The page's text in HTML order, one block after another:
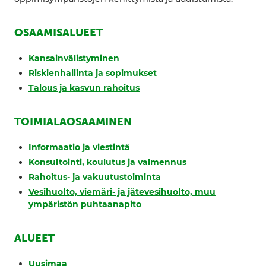
OSAAMISALUEET
Kansainvälistyminen
Riskienhallinta ja sopimukset
Talous ja kasvun rahoitus
TOIMIALAOSAAMINEN
Informaatio ja viestintä
Konsultointi, koulutus ja valmennus
Rahoitus- ja vakuutustoiminta
Vesihuolto, viemäri- ja jätevesihuolto, muu
ympäristön puhtaanapito
ALUEET
Uusimaa